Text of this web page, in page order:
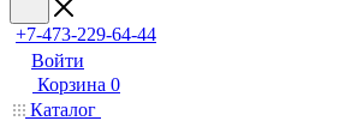
+7-473-229-64-44
Войти
Корзина 0
Каталог